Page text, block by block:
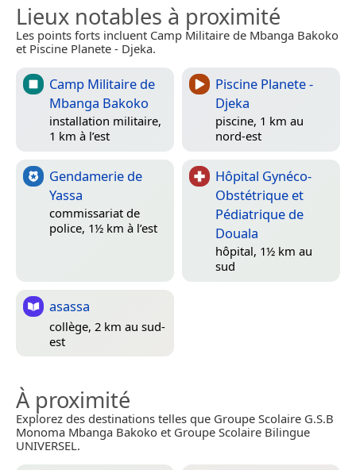
Lieux notables à proximité
Les points forts incluent Camp Militaire de Mbanga Bakoko
et Piscine Planete - Djeka.
Camp Militaire de
Mbanga Bakoko
installation militaire,
1 km à l’est
Piscine Planete -
Djeka
piscine, 1 km au
nord-est
Gendamerie de
Yassa
commissariat de
police, 1½ km à l’est
Hôpital Gynéco-
Obstétrique et
Pédiatrique de
Douala
hôpital, 1½ km au
sud
asassa
collège, 2 km au sud-
est
À proximité
Explorez des destinations telles que Groupe Scolaire G.S.B
Monoma Mbanga Bakoko et Groupe Scolaire Bilingue
UNIVERSEL.